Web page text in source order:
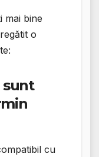
mai bine
o
sunt
cu